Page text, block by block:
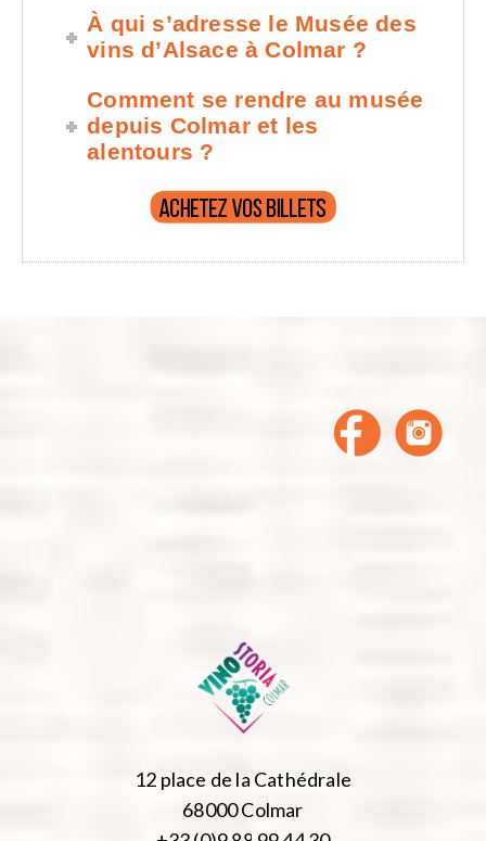
À qui s’adresse le Musée des
vins d’Alsace à Colmar ?
Comment se rendre au musée
depuis Colmar et les
alentours ?
12 place de la Cathédrale
68000 Colmar